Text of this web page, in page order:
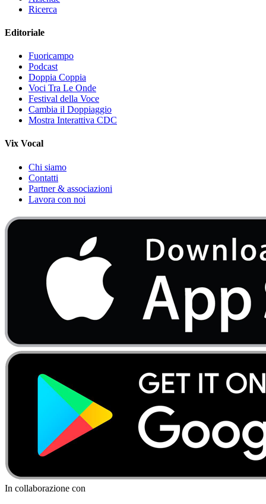
Ricerca
Editoriale
Fuoricampo
Podcast
Doppia Coppia
Voci Tra Le Onde
Festival della Voce
Cambia il Doppiaggio
Mostra Interattiva CDC
Vix Vocal
Chi siamo
Contatti
Partner & associazioni
Lavora con noi
In collaborazione con